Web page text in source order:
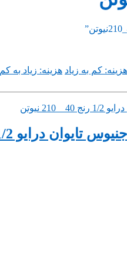
هزینه: کم به زیاد هزینه: زیاد به کم
1/2 رنج 40 _ 210 نیوتن